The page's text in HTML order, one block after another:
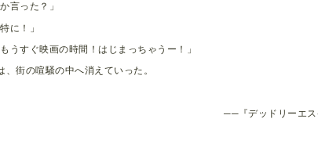
言った？」
に！」
もうすぐ映画の時間！はじまっちゃうー！」
、街の喧騒の中へ消えていった。
──『デッドリーエ